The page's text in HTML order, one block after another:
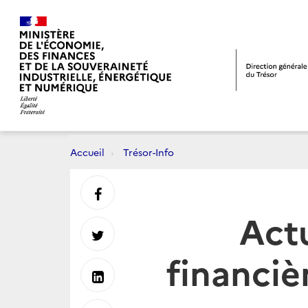
Accueil Trésor-Info
Partager
sur
Partager
sur
Partager